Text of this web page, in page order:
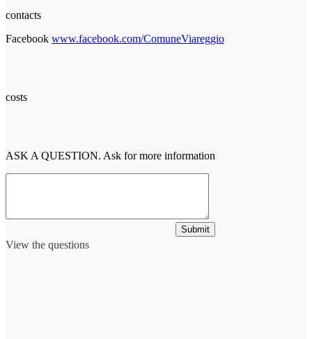
contacts
Facebook www.facebook.com/ComuneViareggio
costs
ASK A QUESTION. Ask for more information
View the questions
Submit